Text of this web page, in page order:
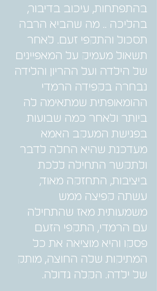
בהתפתחות, עיכוב בדיבור,
בהליכה .. מה שהביא הרבה
תסכול והתקפי זעם. לאחר
תשאול מעמיק על המאפיינים
של הילדה ועל ההריון והלידה
נבחרה בקפידה הרמדי
ההומאופתית שמתאימה לה
ביותר ולאחר כמה שבועות
בפגישת המעקב האמא
מעדכנת שהיא החלה לדבר
ולתקשר התחילה ללכת
ביציבות, התחזקה מאוד,
עשתה קפיצה ממש
משמעותית מאז שהתחילה
עם הרמדי, התקפי הזעם
פסקו והיא מוציאה את כל
המתיקות שלה החוצה, מותק
של ילדה. הקלה גדולה.